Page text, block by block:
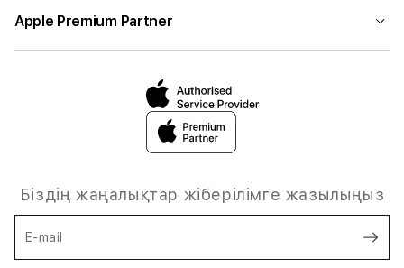
Apple Premium Partner
Біздің жаңалықтар жіберілімге жазылыңыз
E-mail